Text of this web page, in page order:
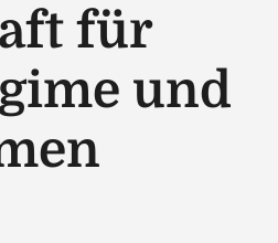
für
und